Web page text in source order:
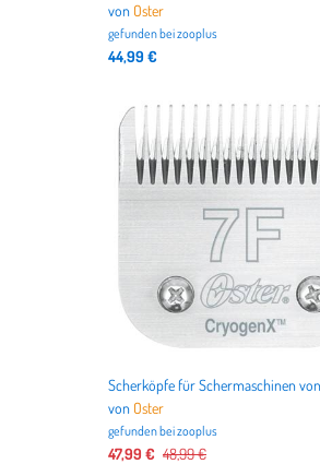
von Oster
gefunden beizooplus
44,99 €
von Oster
gefunden beizooplus
47,99 € 48,99 €